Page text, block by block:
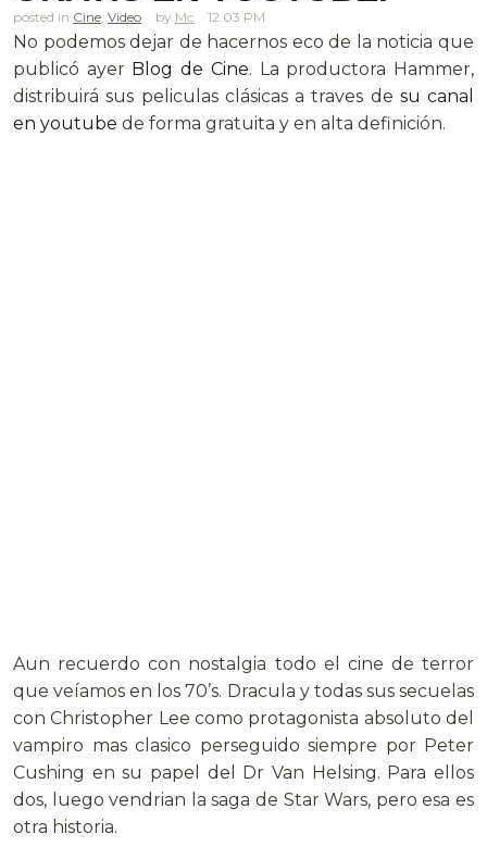
posted in Cine Video Mc 12.03 PM
No podemos dejar de hacernos eco de la noticia que
publicó ayer Blog de Cine. La productora Hammer,
distribuirá sus peliculas clásicas a traves de su canal
en youtube de forma gratuita y en alta definición.
Aun recuerdo con nostalgia todo el cine de terror
que veíamos en los 70’s. Dracula y todas sus secuelas
con Christopher Lee como protagonista absoluto del
vampiro mas clasico perseguido siempre por Peter
Cushing en su papel del Dr Van Helsing. Para ellos
dos, luego vendrian la saga de Star Wars, pero esa es
otra historia.